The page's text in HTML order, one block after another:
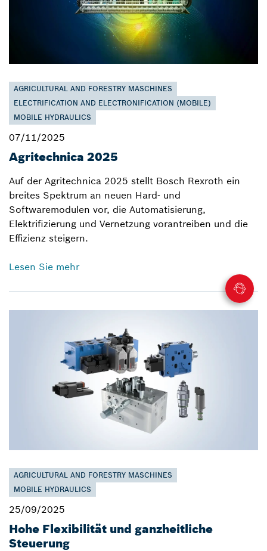
AGRICULTURAL AND FORESTRY MASCHINES
ELECTRIFICATION AND ELECTRONIFICATION (MOBILE)
MOBILE HYDRAULICS
07/11/2025
Agritechnica 2025
Auf der Agritechnica 2025 stellt Bosch Rexroth ein
breites Spektrum an neuen Hard- und
Softwaremodulen vor, die Automatisierung,
Elektrifizierung und Vernetzung vorantreiben und die
Effizienz steigern.
Lesen Sie mehr
AGRICULTURAL AND FORESTRY MASCHINES
MOBILE HYDRAULICS
25/09/2025
Hohe Flexibilität und ganzheitliche
Steuerung